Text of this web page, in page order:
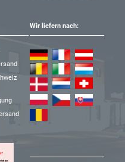
Wir liefern nach: